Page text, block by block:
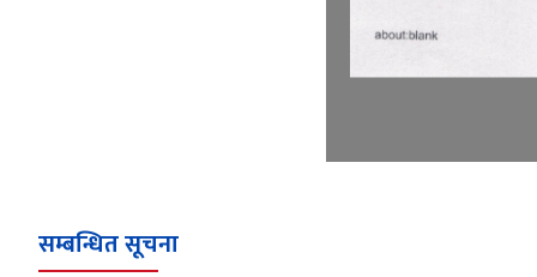
सम्बन्धित सूचना